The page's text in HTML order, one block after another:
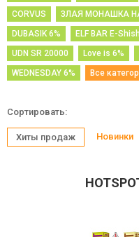
CORVUS
ЗЛАЯ МОНАШКА
DUBASIK 6%
ELF BAR E-
UDN SR 20000
Love is 6%
WEDNESDAY 6%
Все
Сортировать:
Хиты продаж Новинки